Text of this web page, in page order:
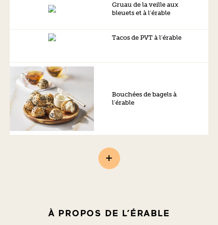
Gruau de la veille aux
bleuets et à l’érable
Tacos de PVT à l’érable
Bouchées de bagels à
l’érable
À PROPOS DE L’ÉRABLE